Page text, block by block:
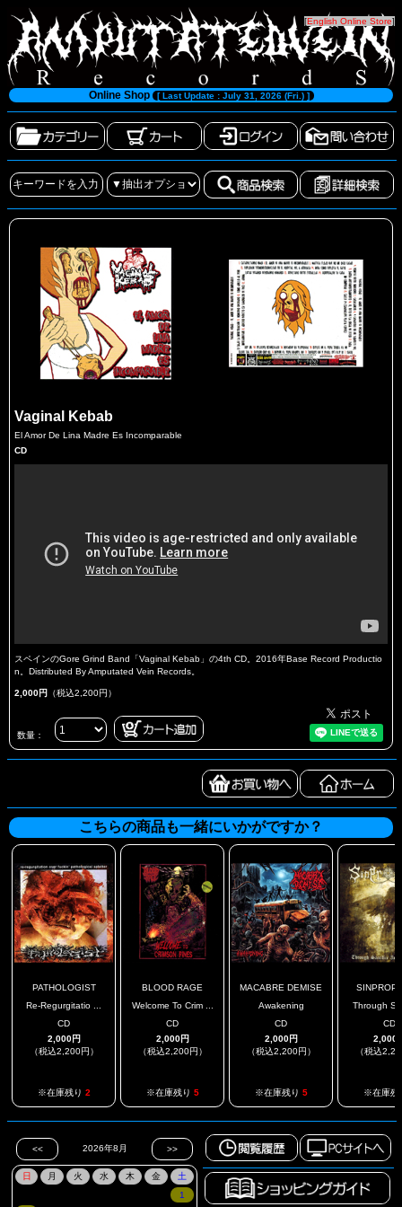
[English Online Store]
Online Shop [ Last Update : July 31, 2026 (Fri.) ]
Vaginal Kebab
El Amor De Lina Madre Es Incomparable
CD
スペインのGore Grind Band「Vaginal Kebab」の4th CD。2016年Base Record Productio
n。Distributed By Amputated Vein Records。
2,000円 （税込2,200円）
数量：
こちらの商品も一緒にいかがですか？
PATHOLOGIST
Re-Regurgitatio ...
CD
2,000円
（税込2,200円）
※在庫残り 2
BLOOD RAGE
Welcome To Crim ...
CD
2,000円
（税込2,200円）
※在庫残り 5
MACABRE DEMISE
Awakening
CD
2,000円
（税込2,200円）
※在庫残り 5
Through
CD
2,000
（税込
※在庫残